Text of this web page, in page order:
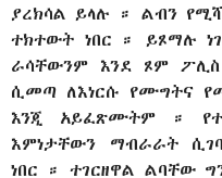
ያረክሳል ይላሉ ። ልብን
ተክተውት ነበር ። ይጾማሉ
ራሳቸውንም እንደ ጾም
ሲመጣ ለእነርሱ የሙግትና
እንጂ አይፈጽሙትም ።
እምነታቸውን ማብራራት
ነበር ። ተገርዘዋል ልባቸው